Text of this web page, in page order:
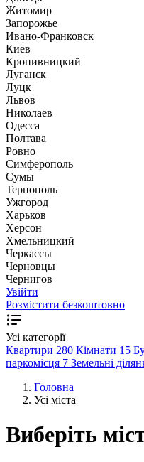
Житомир
Запорожье
Ивано-Франковск
Киев
Кропивницкий
Луганск
Луцк
Львов
Николаев
Одесса
Полтава
Ровно
Симферополь
Сумы
Тернополь
Ужгород
Харьков
Херсон
Хмельницкий
Черкассы
Чернoвцы
Чернигов
Увійти
Розмістити безкоштовно
Усі категорії
Квартири 280 Кімнати 15
паркомісця 7 Земельні
Головна
Усі міста
Виберіть